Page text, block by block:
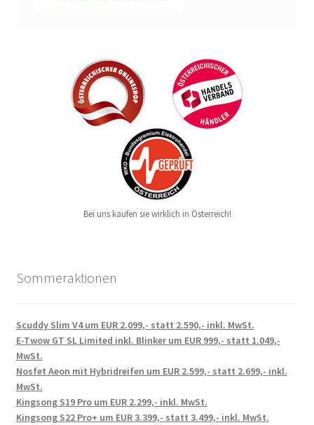
Bei uns kaufen sie wirklich in Österreich!
Sommeraktionen
Scuddy Slim V4 um EUR 2.099,- statt 2.590,- inkl. MwSt.
E-Twow GT SL Limited inkl. Blinker um EUR 999,- statt 1.049,-
MwSt.
Nosfet Aeon mit Hybridreifen um EUR 2.599,- statt 2.699,- inkl.
MwSt.
Kingsong S19 Pro um EUR 2.299,- inkl. MwSt.
Kingsong S22 Pro+ um EUR 3.399,- statt 3.499,- inkl. MwSt.